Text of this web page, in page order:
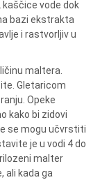
vode dok
bazi ekstrakta
i rastvorljiv u
maltera.
Gletaricom
Opeke
kako bi zidovi
se mogu učvrstiti
je u vodi 4 do
malter
ali kada ga